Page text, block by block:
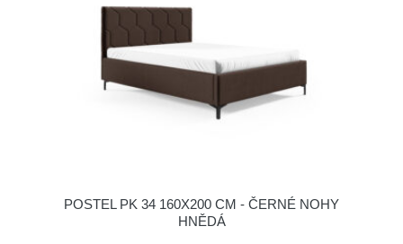
POSTEL PK 34 160X200 CM - ČERNÉ NOHY
HNĚDÁ